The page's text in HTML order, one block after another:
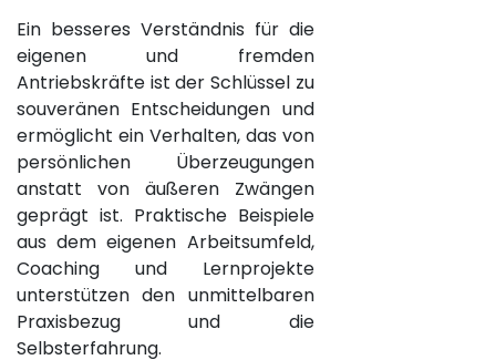
Ein besseres Verständnis für die
eigenen und fremden
Antriebskräfte ist der Schlüssel zu
souveränen Entscheidungen und
ermöglicht ein Verhalten, das von
persönlichen Überzeugungen
anstatt von äußeren Zwängen
geprägt ist. Praktische Beispiele
aus dem eigenen Arbeitsumfeld,
Coaching und Lernprojekte
unterstützen den unmittelbaren
Praxisbezug und die
Selbsterfahrung.